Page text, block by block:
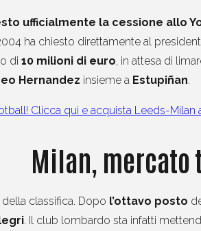
ufficialmente la cessione allo
ha chiesto direttamente al
di 10 milioni di euro, in attesa di
Hernandez insieme a Estupiñan.
Clicca qui e acquista Leeds-Milan
Milan, mercato
classifica. Dopo l’ottavo posto
. Il club lombardo sta infatti